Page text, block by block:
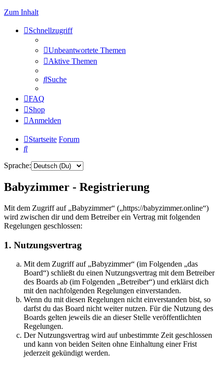
Zum Inhalt
Schnellzugriff
Unbeantwortete Themen
Aktive Themen
Suche
FAQ
Shop
Anmelden
Startseite Forum
Suche
Sprache:
Babyzimmer - Registrierung
Mit dem Zugriff auf „Babyzimmer“ („https://babyzimmer.online“)
wird zwischen dir und dem Betreiber ein Vertrag mit folgenden
Regelungen geschlossen:
1. Nutzungsvertrag
Mit dem Zugriff auf „Babyzimmer“ (im Folgenden „das
Board“) schließt du einen Nutzungsvertrag mit dem Betreiber
des Boards ab (im Folgenden „Betreiber“) und erklärst dich
mit den nachfolgenden Regelungen einverstanden.
Wenn du mit diesen Regelungen nicht einverstanden bist, so
darfst du das Board nicht weiter nutzen. Für die Nutzung des
Boards gelten jeweils die an dieser Stelle veröffentlichten
Regelungen.
Der Nutzungsvertrag wird auf unbestimmte Zeit geschlossen
und kann von beiden Seiten ohne Einhaltung einer Frist
jederzeit gekündigt werden.